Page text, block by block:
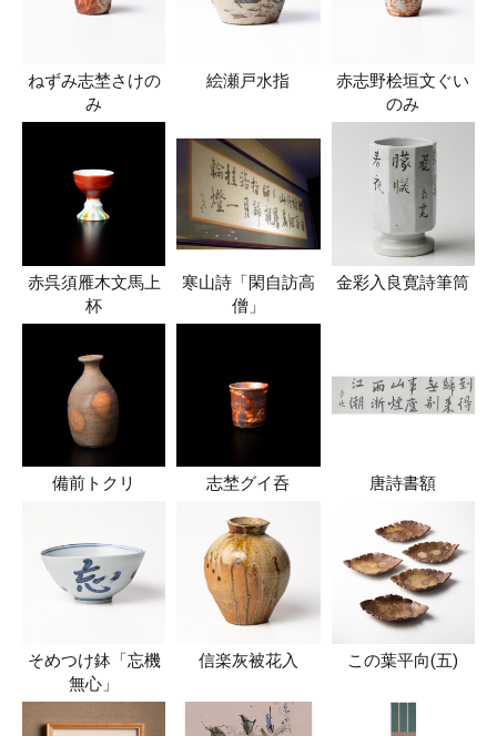
ねずみ志埜さけの
み
絵瀬戸水指
赤志野桧垣文ぐい
のみ
赤呉須雁木文馬上
杯
寒山詩「閑自訪高
僧」
金彩入良寛詩筆筒
備前トクリ 志埜グイ呑 唐詩書額
そめつけ鉢「忘機
無心」
信楽灰被花入 この葉平向(五)